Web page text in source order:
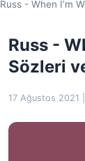
Russ - When I’m
Russ -
Sözleri
17 Ağustos 2021